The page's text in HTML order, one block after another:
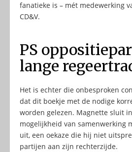
fanatieke is – mét medewerking
CD&V.
PS
lange
Het is echter die onbesproken
dat dit boekje met de nodige
worden gelezen. Magnette sluit
mogelijkheid van samenwerking
uit, een oekaze die hij niet
partijen aan zijn rechterzijde.